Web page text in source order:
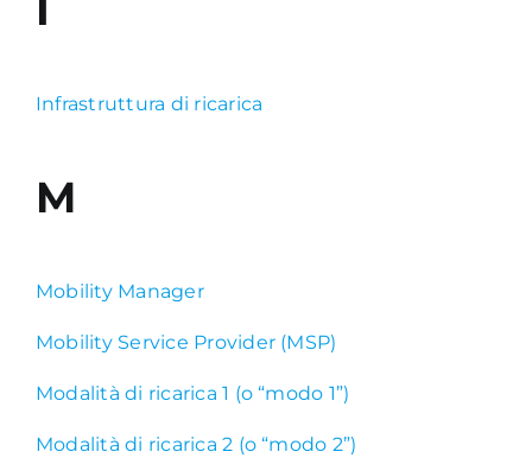
Infrastruttura di ricarica
M
Mobility Manager
Mobility Service Provider (MSP)
Modalità di ricarica 1 (o “modo 1”)
Modalità di ricarica 2 (o “modo 2”)